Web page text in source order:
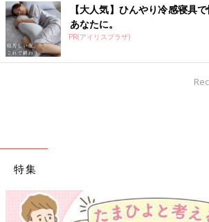
【大人気】ひんやり冷感寝具
あなたに。
PR(アイリスプラザ)
特集